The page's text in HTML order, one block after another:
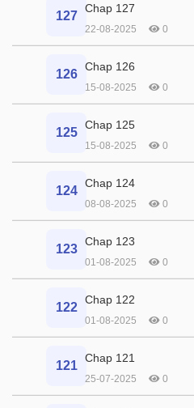
127
Chap 127
22-08-2025 0
126
Chap 126
15-08-2025 0
125
Chap 125
15-08-2025 0
124
Chap 124
08-08-2025 0
123
Chap 123
01-08-2025 0
122
Chap 122
01-08-2025 0
121
Chap 121
25-07-2025 0